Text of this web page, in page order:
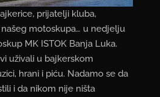
prijatelji kluba,
motoskupa… u nedjelju
MK ISTOK Banja Luka.
uživali u bajkerskom
hrani i piću. Nadamo se da
i da nikom nije ništa